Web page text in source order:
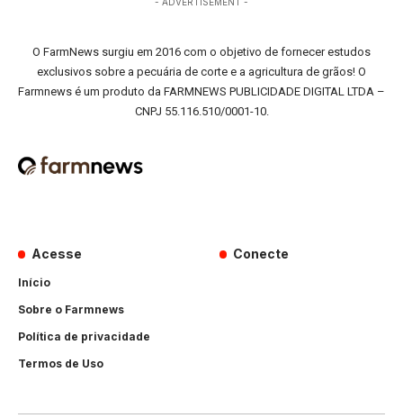
O FarmNews surgiu em 2016 com o objetivo de fornecer estudos
exclusivos sobre a pecuária de corte e a agricultura de grãos! O
Farmnews é um produto da FARMNEWS PUBLICIDADE DIGITAL LTDA –
CNPJ 55.116.510/0001-10.
Acesse
Início
Sobre o Farmnews
Política de privacidade
Termos de Uso
Conecte